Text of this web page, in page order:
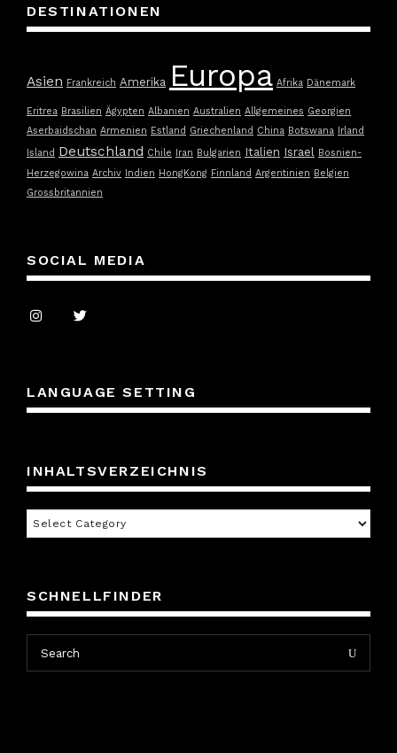
DESTINATIONEN
Asien Frankreich Amerika Europa Afrika Dänemark
Eritrea Brasilien Ägypten Albanien Australien Allgemeines Georgien
Aserbaidschan Armenien Estland Griechenland China Botswana Irland
Island Deutschland Chile Iran Bulgarien Italien Israel Bosnien-
Herzegowina Archiv Indien HongKong Finnland Argentinien Belgien
Grossbritannien
SOCIAL MEDIA
LANGUAGE SETTING
INHALTSVERZEICHNIS
Inhaltsverzeichnis
SCHNELLFINDER
Search